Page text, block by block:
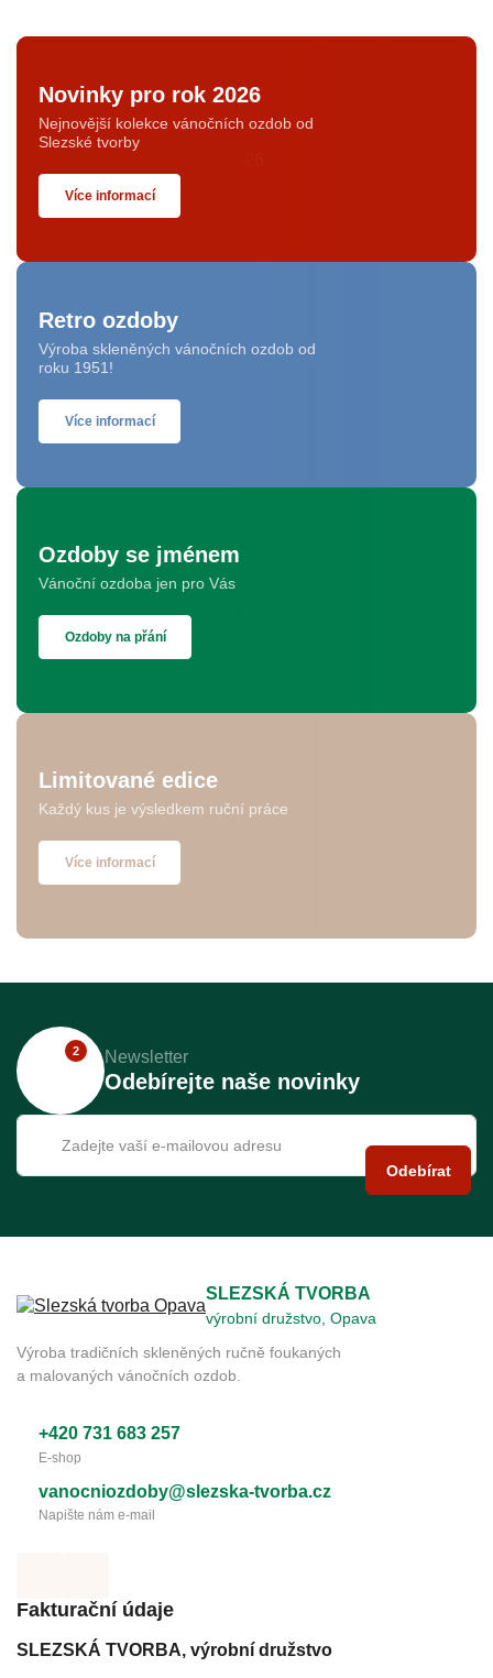
Novinky pro rok 2026
Nejnovější kolekce vánočních ozdob od
Slezské tvorby
Více informací
Retro ozdoby
Výroba skleněných vánočních ozdob od
roku 1951!
Více informací
Ozdoby se jménem
Vánoční ozdoba jen pro Vás
Ozdoby na přání
Limitované edice
Každý kus je výsledkem ruční práce
Více informací
2 Newsletter
Odebírejte naše novinky
Odebírat
SLEZSKÁ TVORBA
výrobní družstvo, Opava
Výroba tradičních skleněných ručně foukaných
a malovaných vánočních ozdob.
+420 731 683 257
E-shop
vanocniozdoby@slezska-tvorba.cz
Napište nám e-mail
Fakturační údaje
SLEZSKÁ TVORBA, výrobní družstvo